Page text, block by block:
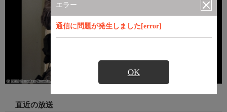
エラー
通信に問題が発生しました[error]
OK
直近の放送